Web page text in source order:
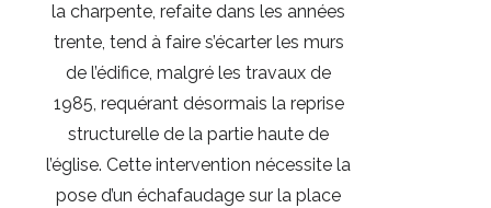
la charpente, refaite dans les années
trente, tend à faire s’écarter les murs
de l’édifice, malgré les travaux de
1985, requérant désormais la reprise
structurelle de la partie haute de
l’église. Cette intervention nécessite la
pose d’un échafaudage sur la place